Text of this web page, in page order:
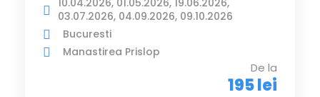
De la
195 lei
10.04.2026, 01.05.2026, 19.06.2026,
03.07.2026, 04.09.2026, 09.10.2026
Bucuresti
Manastirea Prislop